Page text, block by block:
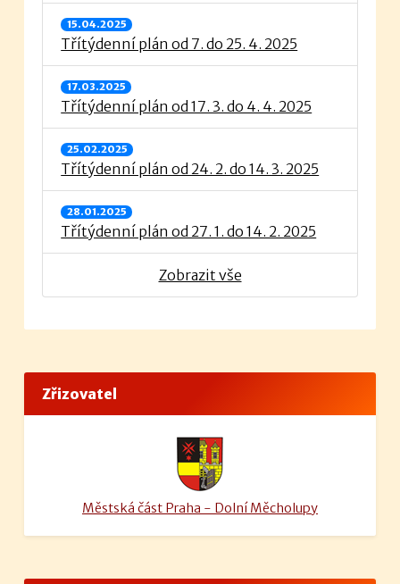
15.04.2025
Třítýdenní plán od 7. do 25. 4. 2025
17.03.2025
Třítýdenní plán od 17. 3. do 4. 4. 2025
25.02.2025
Třítýdenní plán od 24. 2. do 14. 3. 2025
28.01.2025
Třítýdenní plán od 27. 1. do 14. 2. 2025
Zobrazit vše
Zřizovatel
Městská část Praha - Dolní Měcholupy